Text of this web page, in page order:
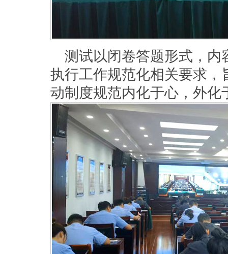
测试以闭卷答题形式，内
执行工作规范化相关要求
动制度规范内化于心，外化